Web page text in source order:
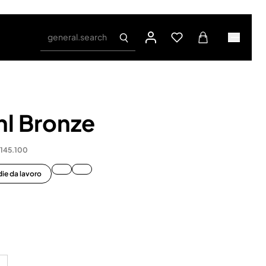
general.search
Bronze
da lavoro